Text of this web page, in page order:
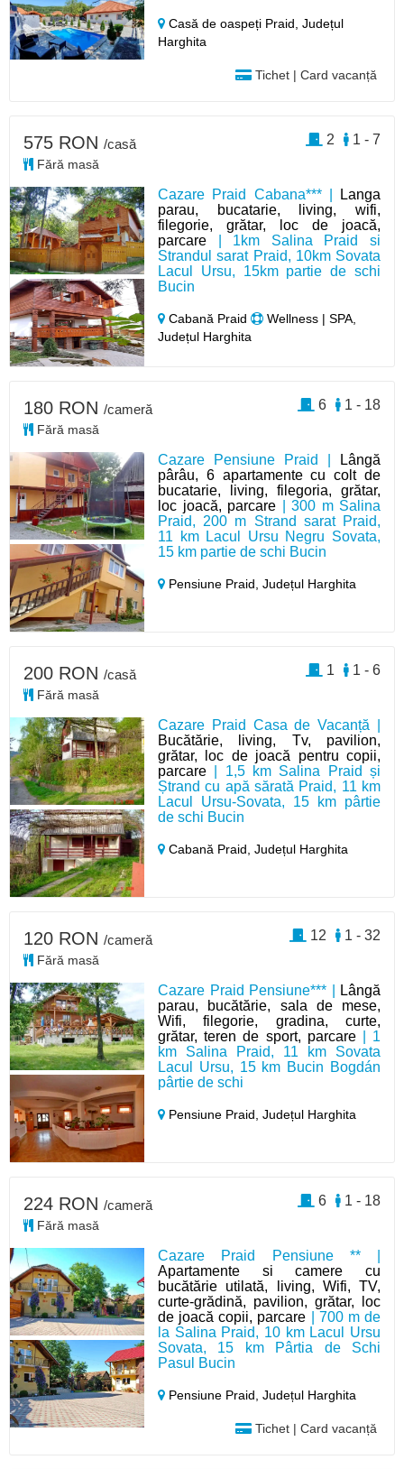
Casă de oaspeți Praid,Județul
Harghita
Tichet | Card vacanță
Cazare Praid Cabana*** |
Langa
parau, bucatarie, living, wifi,
filegorie, grătar, loc de joacă,
parcare | 1km Salina Praid si
Strandul sarat Praid, 10km Sovata
Lacul Ursu, 15km partie de schi
Bucin
Cabană Praid
Wellness | SPA,
Județul Harghita
575 RON /casă
Fără masă
1 - 7
2
Cazare Pensiune Praid |
Lângă
pârâu, 6 apartamente cu colt de
bucatarie, living, filegoria, grătar,
loc joacă, parcare | 300 m Salina
Praid, 200 m Strand sarat Praid,
11 km Lacul Ursu Negru Sovata,
15 km partie de schi Bucin
Pensiune Praid,Județul Harghita
180 RON /cameră
Fără masă
1 - 18
6
Cazare Praid Casa de Vacanță |
Bucătărie, living, Tv, pavilion,
grătar, loc de joacă pentru copii,
parcare | 1,5 km Salina Praid și
Ștrand cu apă sărată Praid, 11 km
Lacul Ursu-Sovata, 15 km pârtie
de schi Bucin
Cabană Praid,Județul Harghita
200 RON /casă
Fără masă
1 - 6
1
Cazare Praid Pensiune*** |
Lângă
parau, bucătărie, sala de mese,
Wifi, filegorie, gradina, curte,
grătar, teren de sport, parcare| 1
km Salina Praid, 11 km Sovata
Lacul Ursu, 15 km Bucin Bogdán
pârtie de schi
Pensiune Praid,Județul Harghita
120 RON /cameră
Fără masă
1 - 32
12
Cazare Praid Pensiune ** |
Apartamente si camere cu
bucătărie utilată, living, Wifi, TV,
curte-grădină, pavilion, grătar, loc
de joacă copii, parcare | 700 m de
la Salina Praid, 10 km Lacul Ursu
Sovata, 15 km Pârtia de Schi
Pasul Bucin
Pensiune Praid,Județul Harghita
Tichet | Card vacanță
224 RON /cameră
Fără masă
1 - 18
6